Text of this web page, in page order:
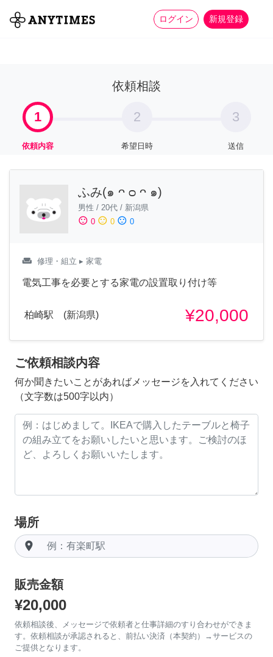
ログイン 新規登録
全て 家事 more_horiz
依頼相談
1
依頼内容
2
希望日時
3
送信
ふみ(๑ ᴖ ᴑ ᴖ ๑)
男性 / 20代 / 新潟県
sentiment_satisfied 0 sentiment_neutral 0 sentiment_dissatisfied 0
weekend 修理・組立 ▸ 家電
電気工事を必要とする家電の設置取り付け等
柏崎駅 (新潟県) ¥20,000
ご依頼相談内容
何か聞きたいことがあればメッセージを入れてください
（文字数は500字以内）
場所
room
販売金額
¥20,000
依頼相談後、メッセージで依頼者と仕事詳細のすり合わせができま
す。依頼相談が承認されると、前払い決済（本契約）→サービスの
ご提供となります。